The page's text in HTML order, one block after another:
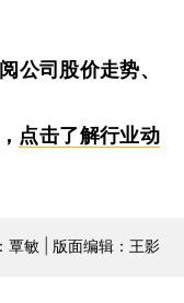
公司股价走势、
点击了解行业动
覃敏 | 版面编辑：王影